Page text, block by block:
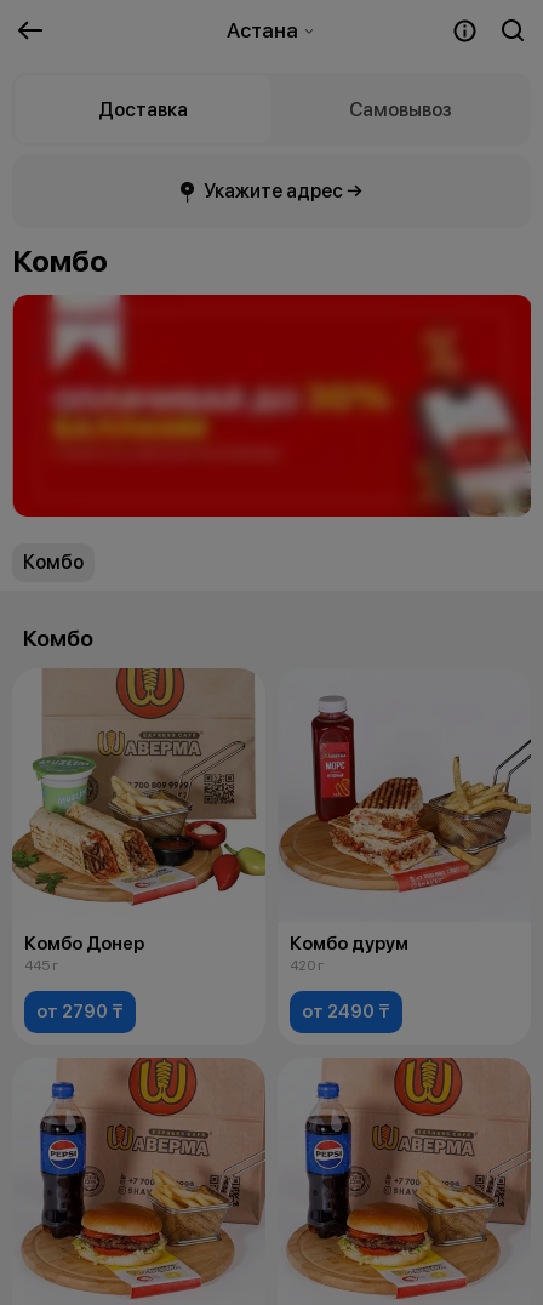
Астана
Доставка Самовывоз
Укажите адрес →
Комбо
Комбо
Комбо
Комбо Донер
445 г
от 2790 ₸
Комбо дурум
420 г
от 2490 ₸